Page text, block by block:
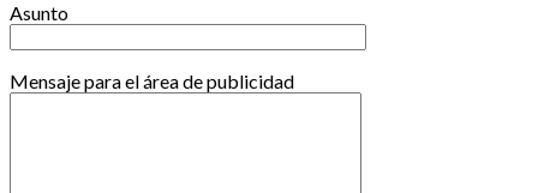
Asunto
Mensaje para el área de publicidad